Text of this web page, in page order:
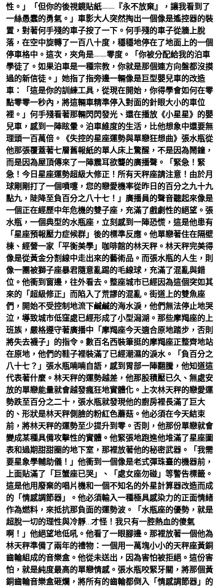
性。」「但你的後視鏡貼紙——『永不放棄』，讓我看到了
一絲愚蠢的勇氣。」車影大人突然掏出一個像是遙控器的裝
置，對著何手殘的車子按了一下。何手殘的車子從牆上脫
落，在空中旋轉了一百八十度，穩穩地停在了地面上的一個
停車格中。這次，夾角是——零度。「你被分配給我的泊車
學徒了。如果泊車是一種宗教，你就是那個連方向盤都沒摸
過的新信徒。」她指了指旁邊一輛像是巨型嬰兒車的改造
車：「這是你的訓練工具，從現在開始，你得學會如何在零
點零零一秒內，將這輛車精準停入對面的針眼大小的車位
裡。」何手殘看著那輛閃閃發光、還在播放《小星星》的嬰
兒車，感到一陣眩暈。泊車維度的生活，比他想象中還要無
理頭一百萬倍。《失控的星座運勢與單戀狂想曲》張水瓶從
他那張覆蓋著七層舊報紙的單人床上驚醒，不是因為鬧鐘，
而是因為屋頂傳來了一陣震耳欲聾的廣播聲。「緊急！緊
急！今日星座運勢超級大修正！所有天秤座請注意！由於月
球剛剛打了一個噴嚏，您的戀愛機率從昨日的百分之九十九
點九，陡降至負百分之八十七！」廣播員的聲音聽起來像是
一個正在經歷中年危機的雙子座，充滿了戲劇性的絕望。張
水瓶，一個典型的水瓶座，立刻感到一陣恐慌，這是他患有
「星座預報壓力症候群」後的標準反應。他單戀著住在隔壁
棟、經營一家「平衡美學」咖啡館的林天秤。林天秤完美得
像是從黃金分割線中走出來的藝術品。而張水瓶的人生，則
像一團被獅子座暴君隨意亂踢的毛線球，充滿了混亂與錯
位。他衝到窗邊，往外看去。整座城市已經因為這個突如其
來的「超級修正」而陷入了荒謬的混亂。街道上的雙魚座
們，開始不受控制地流下鹹鹹的海水淚，他們無法停止地哭
泣，導致城市低窪處已經形成了小型潟湖。那些摩羯座的上
班族，嚴格遵守著廣播中「摩羯座今天適合原地踏步，否則
將失去襪子」的指令。數百名西裝筆挺的摩羯座正整齊地站
在原地，他們的鞋子裡裝滿了已經潮濕的淚水。「負百分之
八十七？」張水瓶喃喃自語，感到胃部一陣翻騰，他知道這
代表著什麼。林天秤的運勢越差，他那股積壓已久、無處安
放的單戀能量就會越發瘋狂地實體化。上次林天秤的戀愛運
勢跌至百分之二十，張水瓶就發現他的廚房裡長滿了巨大
的、形狀是林天秤側臉的粉紅色蘑菇。他必須在今天結束
前，將林天秤的運勢至少提升到零。否則，他那份單戀就會
變成某種具備攻擊性的實體。他緊張地跑進他堆滿了星座圖
表和過期甜甜圈的地下室，那裡放著他的秘密武器。「我需
要星象學輔助儀！」他衝到一個像是老式彈珠臺的機器前，
上面貼滿了「巨蟹座已哭」、「處女座勿碰」等警告標籤。
這是他用廢棄的唱片機和一個不知名的外星計算器改造而成
的「情感調節器」。他必須輸入一種極具感染力的正面情緒
作為燃料，來抵抗那負面的運勢波。「水瓶座的優勢，就是
超脫一切的理性與冷靜…才怪！我只有一腔熱血的傻氣
啊！」他絕望地低吼。他看了一眼腳邊。那裡放著一個他為
林天秤準備了兩年的禮物：一個用一萬塊小小的天秤座黃銅
齒輪組成的音樂盒。他從未送出，因為害怕被拒絕。這份害
怕，就是純度最高的單戀情感。張水瓶咬緊牙關，將那個黃
銅齒輪音樂盒砸爛，將所有的齒輪都倒入「情感調節器」的